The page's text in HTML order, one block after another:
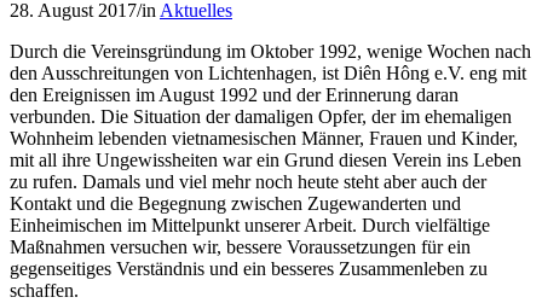
28. August 2017/in Aktuelles
Durch die Vereinsgründung im Oktober 1992, wenige Wochen nach
den Ausschreitungen von Lichtenhagen, ist Diên Hông e.V. eng mit
den Ereignissen im August 1992 und der Erinnerung daran
verbunden. Die Situation der damaligen Opfer, der im ehemaligen
Wohnheim lebenden vietnamesischen Männer, Frauen und Kinder,
mit all ihre Ungewissheiten war ein Grund diesen Verein ins Leben
zu rufen. Damals und viel mehr noch heute steht aber auch der
Kontakt und die Begegnung zwischen Zugewanderten und
Einheimischen im Mittelpunkt unserer Arbeit. Durch vielfältige
Maßnahmen versuchen wir, bessere Voraussetzungen für ein
gegenseitiges Verständnis und ein besseres Zusammenleben zu
schaffen.